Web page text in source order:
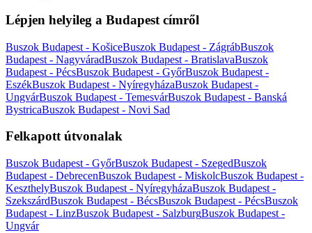
Lépjen helyileg a Budapest címről
Buszok Budapest - KošiceBuszok Budapest - ZágrábBuszok
Budapest - NagyváradBuszok Budapest - BratislavaBuszok
Budapest - PécsBuszok Budapest - GyőrBuszok Budapest -
EszékBuszok Budapest - NyíregyházaBuszok Budapest -
UngvárBuszok Budapest - TemesvárBuszok Budapest - Banská
BystricaBuszok Budapest - Novi Sad
Felkapott útvonalak
Buszok Budapest - GyőrBuszok Budapest - SzegedBuszok
Budapest - DebrecenBuszok Budapest - MiskolcBuszok Budapest -
KeszthelyBuszok Budapest - NyíregyházaBuszok Budapest -
SzekszárdBuszok Budapest - BécsBuszok Budapest - PécsBuszok
Budapest - LinzBuszok Budapest - SalzburgBuszok Budapest -
Ungvár